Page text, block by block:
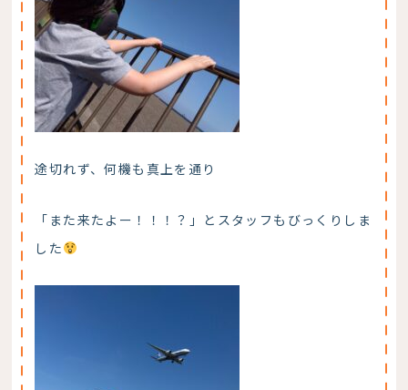
途切れず、何機も真上を通り
「また来たよー！！！？」とスタッフもびっくりしま
した